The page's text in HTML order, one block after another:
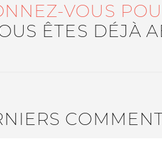
VOUS
ÊTES DÉJÀ